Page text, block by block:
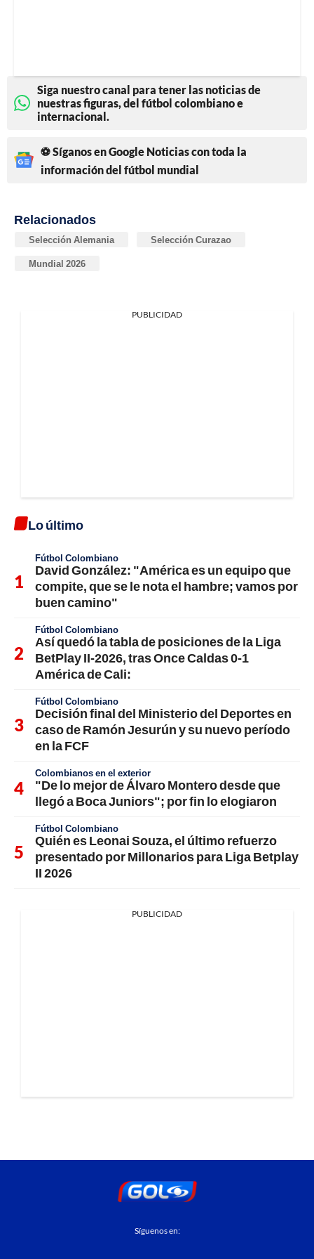
Siga nuestro canal para tener las noticias de
nuestras figuras, del fútbol colombiano e
internacional.
⚽ Síganos en Google Noticias con toda la
información del fútbol mundial
Relacionados
Selección Alemania Selección Curazao
Mundial 2026
PUBLICIDAD
Lo último
Fútbol Colombiano
David González: "América es un equipo que
compite, que se le nota el hambre; vamos por
buen camino"
Fútbol Colombiano
Así quedó la tabla de posiciones de la Liga
BetPlay II-2026, tras Once Caldas 0-1
América de Cali:
Fútbol Colombiano
Decisión final del Ministerio del Deportes en
caso de Ramón Jesurún y su nuevo período
en la FCF
Colombianos en el exterior
"De lo mejor de Álvaro Montero desde que
llegó a Boca Juniors"; por fin lo elogiaron
Fútbol Colombiano
Quién es Leonai Souza, el último refuerzo
presentado por Millonarios para Liga Betplay
II 2026
PUBLICIDAD
Síguenos en: